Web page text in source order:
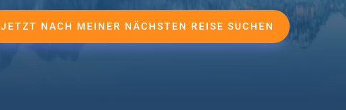
JETZT NACH MEINER NÄCHSTEN REISE SUCHEN